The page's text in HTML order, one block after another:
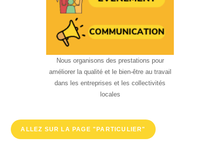
Nous organisons des prestations pour
améliorer la qualité et le bien-être au travail
dans les entreprises et les collectivités
locales
ALLEZ SUR LA PAGE "PARTICULIER"